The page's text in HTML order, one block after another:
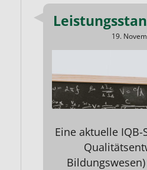
19.
Eine aktuelle